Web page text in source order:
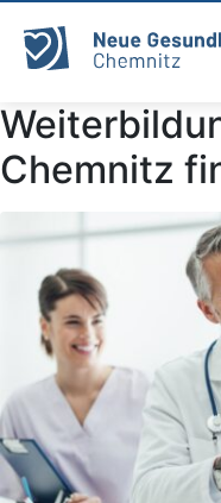
Chemnitz